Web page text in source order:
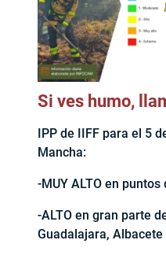
Si ves humo,
IPP de IIFF para el 5
Mancha:
-MUY ALTO en
-ALTO en gran parte
Guadalajara, Albacete